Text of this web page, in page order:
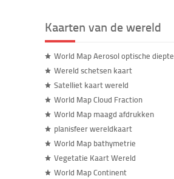
Kaarten van de wereld
World Map Aerosol optische diepte
Wereld schetsen kaart
Satelliet kaart wereld
World Map Cloud Fraction
World Map maagd afdrukken
planisfeer wereldkaart
World Map bathymetrie
Vegetatie Kaart Wereld
World Map Continent